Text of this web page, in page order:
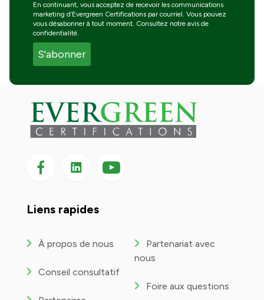
En continuant, vous acceptez de recevoir les communications
marketing d’Evergreen Certifications par courriel. Vous pouvez
vous désabonner à tout moment. Consultez notre avis de
confidentialité.
Suivez-nous sur Facebook
Suivez-nous sur LinkedIn
Suivez-
nous
Liens rapides
À propos de nous
Conseil consultatif
Partenariat avec
nous
Foire aux questions